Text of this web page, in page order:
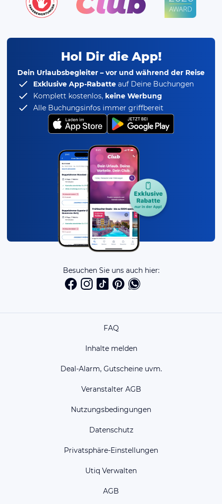
Hol Dir die App!
Dein Urlaubsbegleiter – vor und während der Reise
Exklusive App-Rabatte auf Deine Buchungen
Komplett kostenlos, keine Werbung
Alle Buchungsinfos immer griffbereit
Besuchen Sie uns auch hier:
FAQ
Inhalte melden
Deal-Alarm, Gutscheine uvm.
Veranstalter AGB
Nutzungsbedingungen
Datenschutz
Privatsphäre-Einstellungen
Utiq Verwalten
AGB